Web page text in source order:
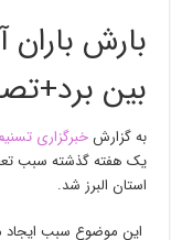
بارش باران
بین
به گزارشخبرگزاری
یک هفته گذشته سبب
استان البرز شد.
این موضوع سبب